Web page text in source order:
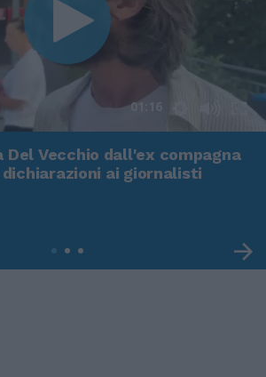
01:16
Del Vecchio dall'ex compagna
dichiarazioni ai giornalisti